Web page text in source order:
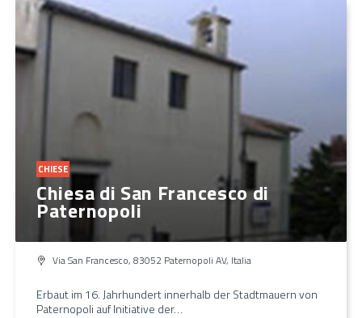
CHIESE
Chiesa di San Francesco di
Paternopoli
Via San Francesco, 83052 Paternopoli AV, Italia
Erbaut im 16. Jahrhundert innerhalb der Stadtmauern von
Paternopoli auf Initiative der…